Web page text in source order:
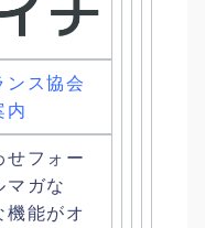
ンス協会
内
せフォー
マガな
機能がオ